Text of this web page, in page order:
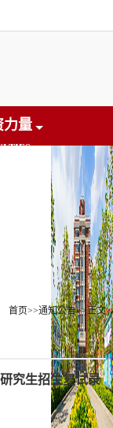
力量
首页>>通知公告>>正文
究生招生复试录